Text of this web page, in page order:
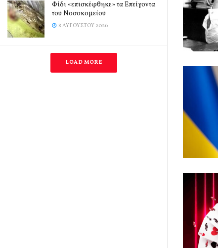
Φίδι «επισκέφθηκε» τα Επείγοντα
του Νοσοκομείου
8 ΑΥΓΟΎΣΤΟΥ 2026
LOAD MORE